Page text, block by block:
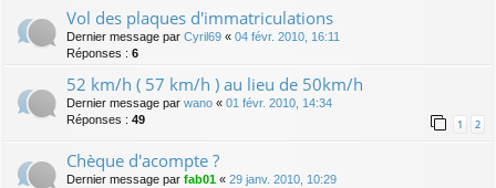
Vol des plaques d'immatriculations
Dernier message par Cyril69 « 04 févr. 2010, 16:11
Réponses : 6
52 km/h ( 57 km/h ) au lieu de 50km/h
Dernier message par wano « 01 févr. 2010, 14:34
Réponses : 49 1 2
Chèque d'acompte ?
Dernier message par fab01 « 29 janv. 2010, 10:29